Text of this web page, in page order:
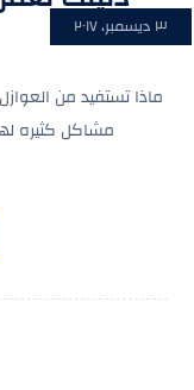
٣ ديسمبر، ٢٠١٧
ماذا تستفيد من
مشاكل كثيره